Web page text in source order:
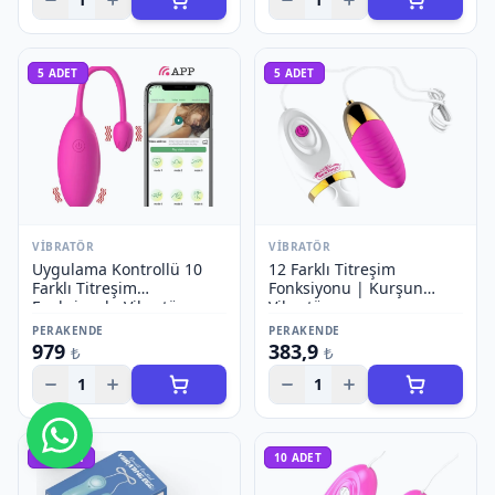
5 ADET
VIBRATÖR
Uygulama Kontrollü 10
Farklı Titreşim
Fonksiyonlu Vibratör
PERAKENDE
979 ₺
1
5 ADET
VIBRATÖR
12 Farklı Titreşim
Fonksiyonu | Kurşun
Vibratör
PERAKENDE
383,9 ₺
1
10 ADET 10 ADET
Bize Ulaşın